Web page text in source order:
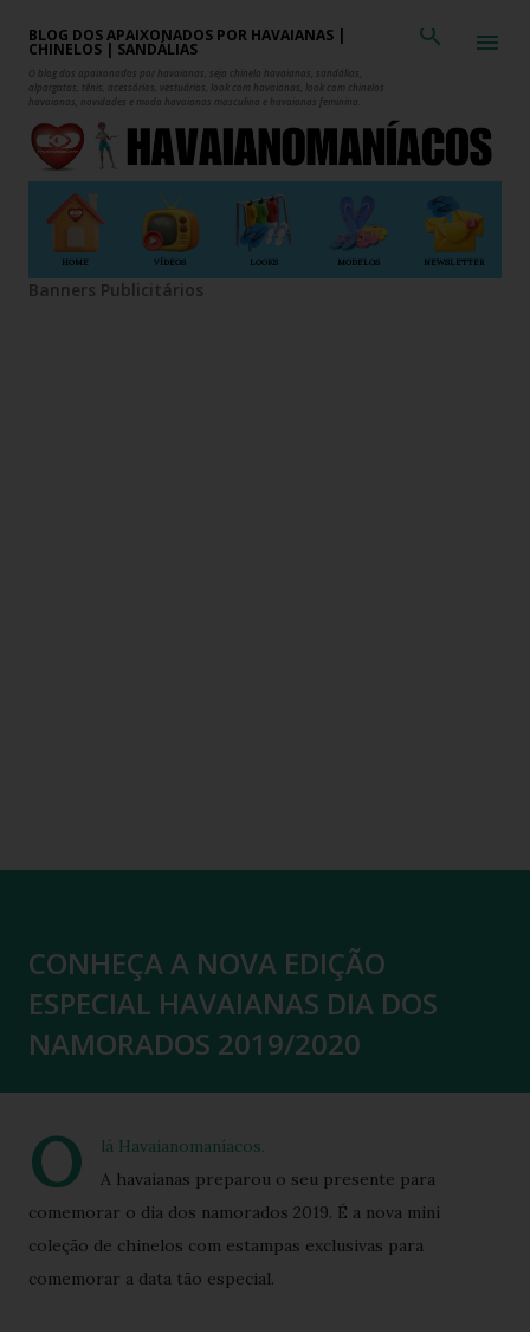
Pular para o conteúdo principal
BLOG DOS APAIXONADOS POR HAVAIANAS |
CHINELOS | SANDÁLIAS
O blog dos apaixonados por havaianas, seja chinelo havaianas, sandálias,
alpargatas, tênis, acessórios, vestuários, look com havaianas, look com chinelos
havaianas, novidades e moda havaianas masculina e havaianas feminina.
HOME VÍDEOS LOOKS MODELOS NEWSLETTER
Banners Publicitários
CONHEÇA A NOVA EDIÇÃO
ESPECIAL HAVAIANAS DIA DOS
NAMORADOS 2019/2020
O
lá Havaianomaníacos.
A havaianas preparou o seu presente para
comemorar o dia dos namorados 2019. É a nova mini
coleção de chinelos com estampas exclusivas para
comemorar a data tão especial.